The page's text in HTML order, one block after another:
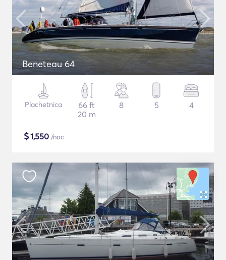
Beneteau 64
Plachetnica
66 ft
20 m
8 5 4
$1,550 /noc